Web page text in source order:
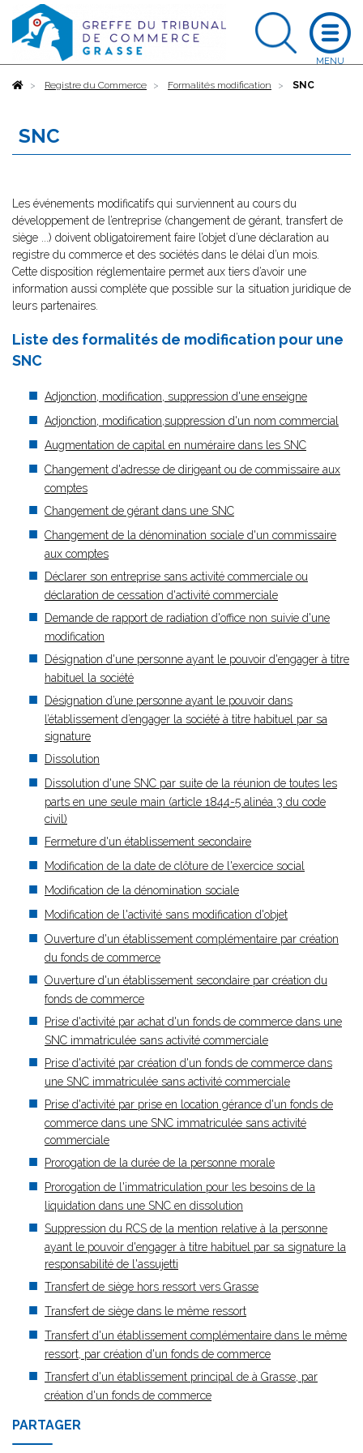
AccueilRegistre du Commerce Formalités modification SNC
SNC
Les événements modificatifs qui surviennent au cours du
développement de l’entreprise (changement de gérant, transfert de
siège ...) doivent obligatoirement faire l’objet d’une déclaration au
registre du commerce et des sociétés dans le délai d’un mois.
Cette disposition réglementaire permet aux tiers d’avoir une
information aussi complète que possible sur la situation juridique de
leurs partenaires.
Liste des formalités de modification pour une
SNC
Adjonction, modification, suppression d'une enseigne
Adjonction, modification,suppression d'un nom commercial
Augmentation de capital en numéraire dans les SNC
Changement d'adresse de dirigeant ou de commissaire aux
comptes
Changement de gérant dans une SNC
Changement de la dénomination sociale d'un commissaire
aux comptes
Déclarer son entreprise sans activité commerciale ou
déclaration de cessation d'activité commerciale
Demande de rapport de radiation d'office non suivie d'une
modification
Désignation d'une personne ayant le pouvoir d'engager à titre
habituel la société
Désignation d’une personne ayant le pouvoir dans
l’établissement d’engager la société à titre habituel par sa
signature
Dissolution
Dissolution d'une SNC par suite de la réunion de toutes les
parts en une seule main (article 1844-5 alinéa 3 du code
civil)
Fermeture d'un établissement secondaire
Modification de la date de clôture de l'exercice social
Modification de la dénomination sociale
Modification de l'activité sans modification d'objet
Ouverture d'un établissement complémentaire par création
du fonds de commerce
Ouverture d'un établissement secondaire par création du
fonds de commerce
Prise d'activité par achat d'un fonds de commerce dans une
SNC immatriculée sans activité commerciale
Prise d'activité par création d'un fonds de commerce dans
une SNC immatriculée sans activité commerciale
Prise d'activité par prise en location gérance d'un fonds de
commerce dans une SNC immatriculée sans activité
commerciale
Prorogation de la durée de la personne morale
Prorogation de l'immatriculation pour les besoins de la
liquidation dans une SNC en dissolution
Suppression du RCS de la mention relative à la personne
ayant le pouvoir d'engager à titre habituel par sa signature la
responsabilité de l'assujetti
Transfert de siège hors ressort vers Grasse
Transfert de siège dans le même ressort
Transfert d'un établissement complémentaire dans le même
ressort, par création d'un fonds de commerce
Transfert d'un établissement principal de à Grasse, par
création d'un fonds de commerce
PARTAGER